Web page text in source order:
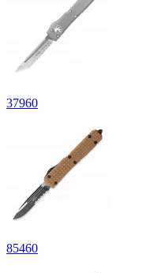
37960
85460